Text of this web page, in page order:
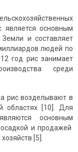
является основным
и составляет
людей по
год рис занимает
среди
рис возделывают в
областях [10]. Для
основным
и продажей
[5].